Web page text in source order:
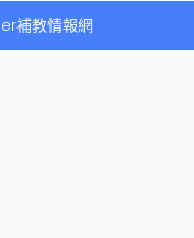
補教情報網